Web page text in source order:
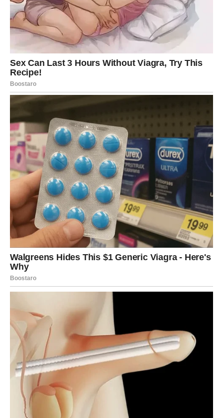
prepoznate šta je za vas dobro.
Rak
Rakovi ulaze u period u kojem emocije igraju veliku
ulogu. Cigansko proročanstvo kaže da do kraja marta
možete doživeti trenutke koji vraćaju veru u ljubav i
prijateljstvo.
Na poslovnom planu moguće su promene koje u početku
deluju neizvesno, ali kasnije donose stabilnost. Važno je
da ne sumnjate u sebe.
U ljubavi se može pojaviti osoba koja vam donosi osećaj
sigurnosti i topline. Rakovi koji su u vezi mogu imati
važan razgovor sa partnerom koji rešava neke stare
dileme.
Sudbina vam donosi priliku da zatvorite jedno poglavlje i
započnete novo sa više nade.
Lav
Cigansko proročanstvo za Lavove govori o periodu u
kojem ćete ponovo osetiti svoju snagu. Posle perioda u
kojem ste možda sumnjali u neke odluke, sada dolazi
vreme kada ćete ponovo stati čvrsto na noge.
Na poslovnom planu moguće je priznanje ili prilika koja
vam vraća samopouzdanje. Vaša harizma i energija biće
primećene.